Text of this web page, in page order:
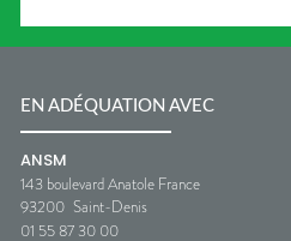
EN ADÉQUATION AVEC
ANSM
143 boulevard Anatole France
93200 Saint-Denis
01 55 87 30 00